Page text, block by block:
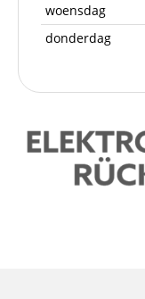
woensdag
donderdag